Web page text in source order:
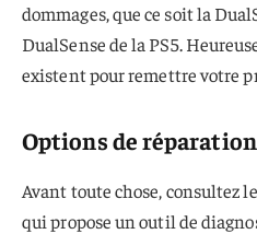
dommages, que ce soit la
DualSense de la PS5.
existent pour remettre votre
Options de réparation
Avant toute chose, consultez
qui propose un outil de